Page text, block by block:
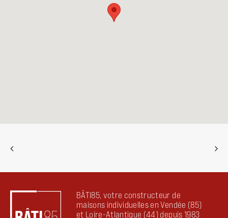
BÂTI85, votre constructeur de
maisons individuelles en Vendée (85)
et Loire-Atlantique (44) depuis 1983